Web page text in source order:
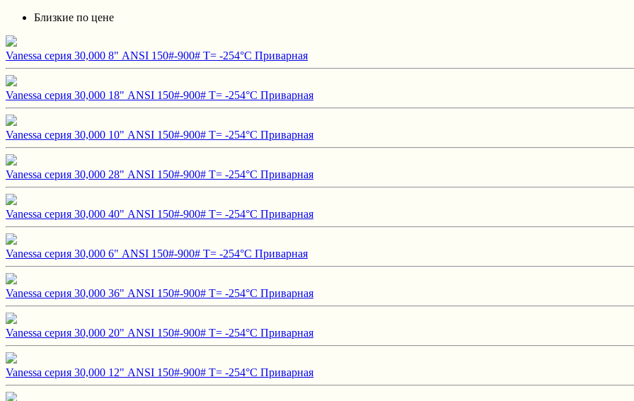
Близкие по цене
Vanessa серия 30,000 8" ANSI 150#-900# T= -254°C Приварная
Vanessa серия 30,000 18" ANSI 150#-900# T= -254°C Приварная
Vanessa серия 30,000 10" ANSI 150#-900# T= -254°C Приварная
Vanessa серия 30,000 28" ANSI 150#-900# T= -254°C Приварная
Vanessa серия 30,000 40" ANSI 150#-900# T= -254°C Приварная
Vanessa серия 30,000 6" ANSI 150#-900# T= -254°C Приварная
Vanessa серия 30,000 36" ANSI 150#-900# T= -254°C Приварная
Vanessa серия 30,000 20" ANSI 150#-900# T= -254°C Приварная
Vanessa серия 30,000 12" ANSI 150#-900# T= -254°C Приварная